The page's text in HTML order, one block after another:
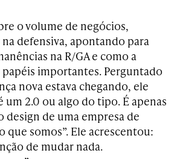
o volume de negócios,
defensiva, apontando para
na R/GA e como a
papéis importantes. Perguntado
nova estava chegando, ele
um 2.0 ou algo do tipo. É apenas
design de uma empresa de
que somos”. Ele acrescentou:
de mudar nada.